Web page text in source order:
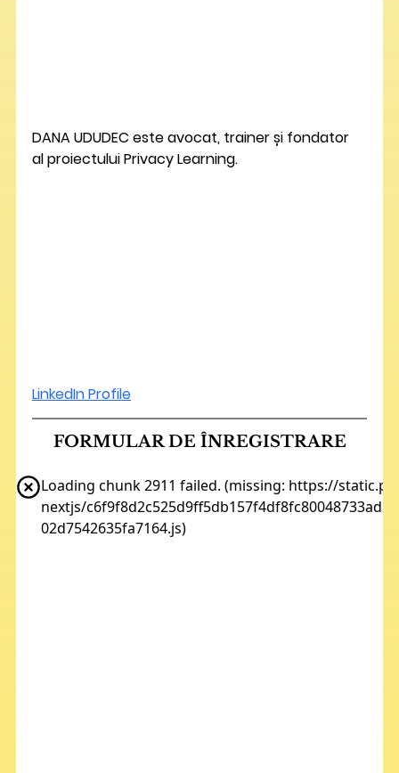
DANA UDUDEC este avocat, trainer și fondator
al proiectului Privacy Learning.
LinkedIn Profile
FORMULAR DE ÎNREGISTRARE